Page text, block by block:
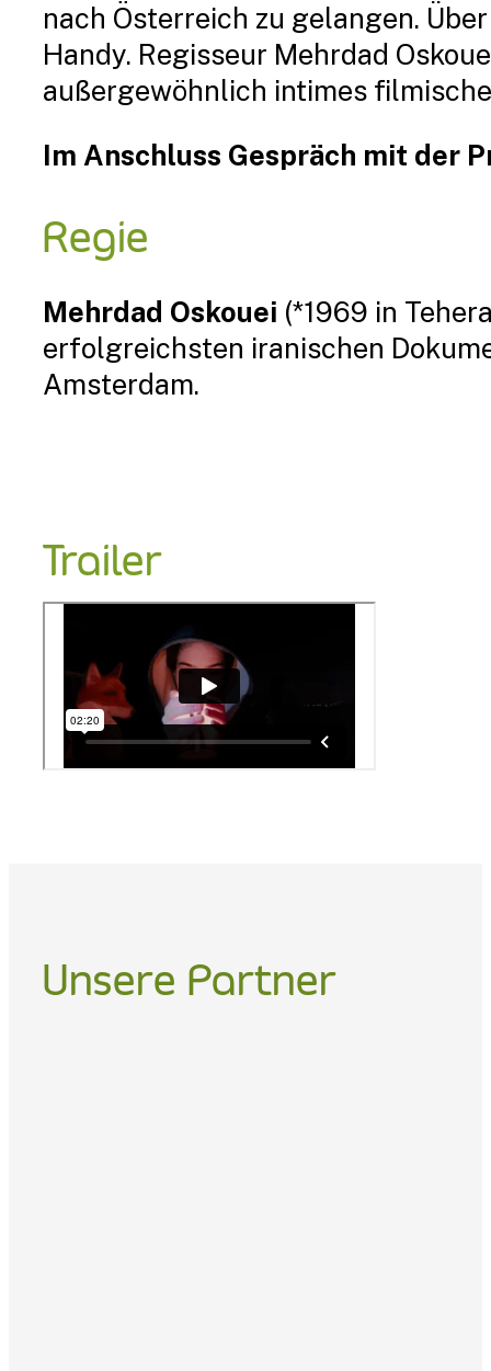
nach Österreich zu gelangen.
Handy. Regisseur Mehrdad
außergewöhnlich intimes
Im Anschluss Gespräch mit der
Regie
Mehrdad Oskouei (*1969 in
erfolgreichsten iranischen
Amsterdam.
Trailer
Unsere Partner